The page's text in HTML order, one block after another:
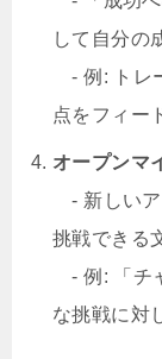
して自分の
- 例: トレ
点をフィー
オープンマ
- 新しいア
挑戦できる
- 例: 「チ
な挑戦に対